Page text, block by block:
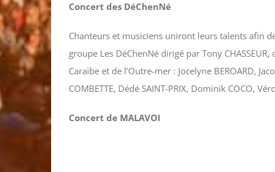
Chanteurs et musiciens uniront leurs talents afin
groupe Les DéChenNé dirigé par Tony
Caraïbe et de l’Outre-mer : Jocelyne BEROARD,